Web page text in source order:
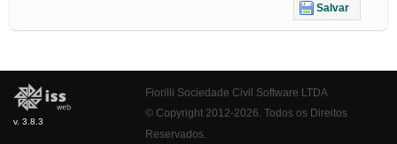
Salvar
v. 3.8.3
Fiorilli Sociedade Civil Software LTDA
© Copyright 2012-2026. Todos os Direitos
Reservados.